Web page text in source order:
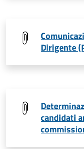
Dirigente
candidati